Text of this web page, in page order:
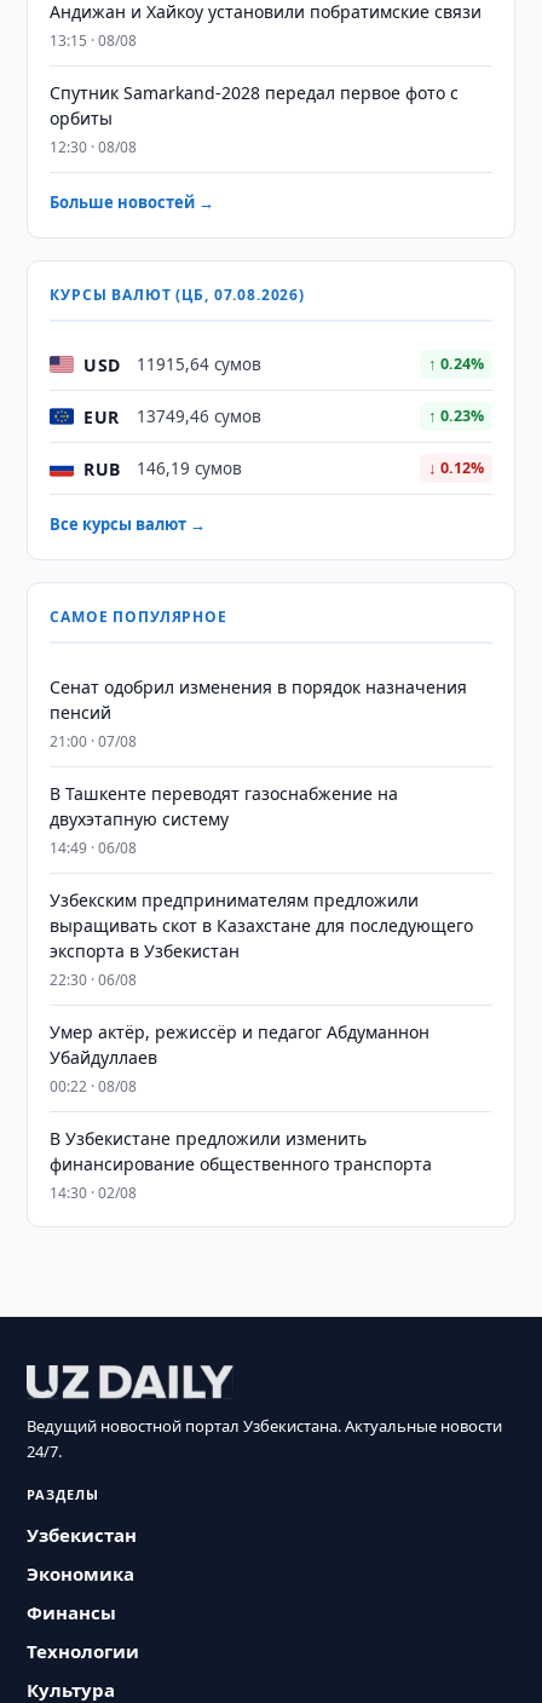
Андижан и Хайкоу установили побратимские связи
13:15 · 08/08
Спутник Samarkand-2028 передал первое фото с
орбиты
12:30 · 08/08
Больше новостей →
КУРСЫ ВАЛЮТ (ЦБ, 07.08.2026)
USD 11915,64 сумов ↑ 0.24%
EUR 13749,46 сумов ↑ 0.23%
RUB 146,19 сумов ↓ 0.12%
Все курсы валют →
САМОЕ ПОПУЛЯРНОЕ
Сенат одобрил изменения в порядок назначения
пенсий
21:00 · 07/08
В Ташкенте переводят газоснабжение на
двухэтапную систему
14:49 · 06/08
Узбекским предпринимателям предложили
выращивать скот в Казахстане для последующего
экспорта в Узбекистан
22:30 · 06/08
Умер актёр, режиссёр и педагог Абдуманнон
Убайдуллаев
00:22 · 08/08
В Узбекистане предложили изменить
финансирование общественного транспорта
14:30 · 02/08
Ведущий новостной портал Узбекистана. Актуальные новости
24/7.
РАЗДЕЛЫ
Узбекистан
Экономика
Финансы
Технологии
Культура